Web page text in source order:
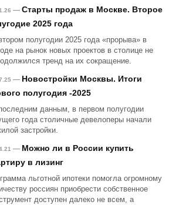
— Старты продаж в Москве. Второе
2025 года
полугодии 2025 года «прорыва» в
на рынок новых проектов в столице не
тренд на их сокращение.
— Новостройки Москвы. Итоги
полугодия -2025
данным, в первом полугодии
года столичные девелоперы начали
застройки.
— Можно ли в России купить
в лизинг
льготной ипотеки помогла огромному
россиян приобрести собственное
доступен далеко не всем, а